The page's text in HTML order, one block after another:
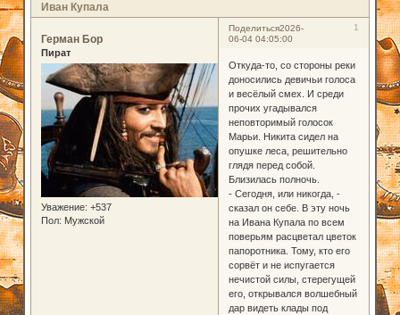
Иван Купала
Поделиться 1
2026-
06-04 04:05:00
Герман Бор
Пират
Уважение: +537
Пол: Мужской
Откуда-то, со стороны реки
доносились девичьи голоса
и весёлый смех. И среди
прочих угадывался
неповторимый голосок
Марьи. Никита сидел на
опушке леса, решительно
глядя перед собой.
Близилась полночь.
- Сегодня, или никогда, -
сказал он себе. В эту ночь
на Ивана Купала по всем
поверьям расцветал цветок
папоротника. Тому, кто его
сорвёт и не испугается
нечистой силы, стерегущей
его, открывался волшебный
дар видеть клады под